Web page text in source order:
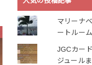
マリーナ
ートルー
JGCカー
ジュール